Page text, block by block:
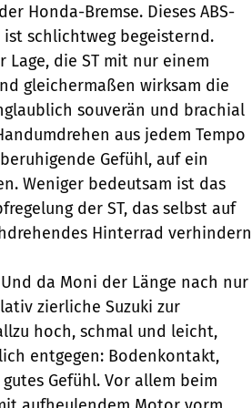
Honda-Bremse. Dieses ABS-
ist schlichtweg begeisternd.
die ST mit nur einem
gleichermaßen wirksam die
souverän und brachial
aus jedem Tempo
Gefühl, auf ein
Weniger bedeutsam ist das
der ST, das selbst auf
Hinterrad verhindern
Und da Moni der Länge nach nur
zierliche Suzuki zur
hoch, schmal und leicht,
entgegen: Bodenkontakt,
Gefühl. Vor allem beim